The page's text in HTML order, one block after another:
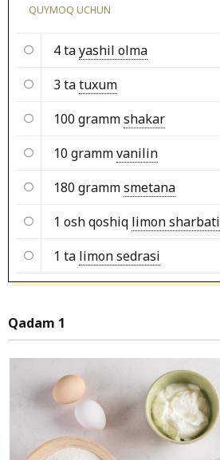
QUYMOQ UCHUN
4 tayashil olma
3 tatuxum
100 grammshakar
10 grammvanilin
180 grammsmetana
1 osh qoshiq limon sharbati
1 ta limon sedrasi
Qadam 1